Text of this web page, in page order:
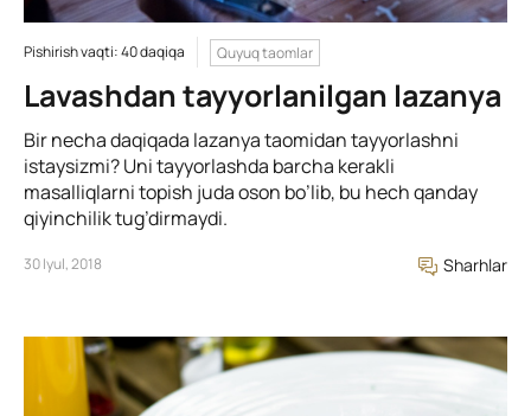
Pishirish vaqti: 40 daqiqa Quyuq taomlar
Lavashdan tayyorlanilgan lazanya
Bir necha daqiqada lazanya taomidan tayyorlashni
istaysizmi? Uni tayyorlashda barcha kerakli
masalliqlarni topish juda oson bo’lib, bu hech qanday
qiyinchilik tug’dirmaydi.
30 Iyul, 2018 Sharhlar